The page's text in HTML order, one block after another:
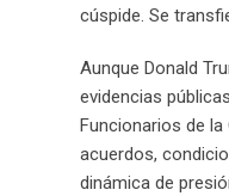
cúspide. Se
Aunque Donald
evidencias
Funcionarios de
acuerdos,
dinámica de